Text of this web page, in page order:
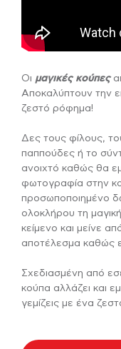
Οι μαγικές κούπες
Αποκαλύπτουν την
ζεστό ρόφημα!
Δες τους φίλους,
παππούδες ή το
ανοιχτό καθώς θα
φωτογραφία στην
προσωποποιημένο
ολοκλήρου τη
κείμενο και μείνε
αποτέλεσμα καθώς
Σχεδιασμένη από
κούπα αλλάζει και
γεμίζεις με ένα